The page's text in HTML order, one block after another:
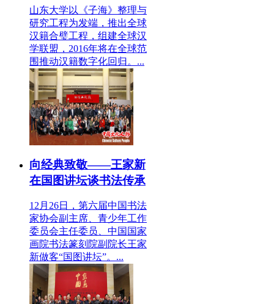
山东大学以《子海》整理与
研究工程为发端，推出全球
汉籍合璧工程，组建全球汉
学联盟，2016年将在全球范
围推动汉籍数字化回归。...
向经典致敬——王家新
在国图讲坛谈书法传承
12月26日，第六届中国书法
家协会副主席、青少年工作
委员会主任委员、中国国家
画院书法篆刻院副院长王家
新做客“国图讲坛”。...